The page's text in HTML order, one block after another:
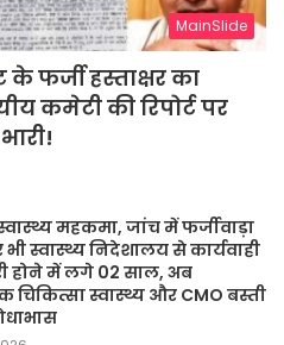
MainSlide
फर्जी हस्ताक्षर का
कमेटी की रिपोर्ट पर
महकमा, जांच में फर्जीवाड़ा
भी स्वास्थ्य निदेशालय से कार्यवाही
होने में लगे 02 साल, अब
चिकित्सा स्वास्थ्य और CMO बस्ती